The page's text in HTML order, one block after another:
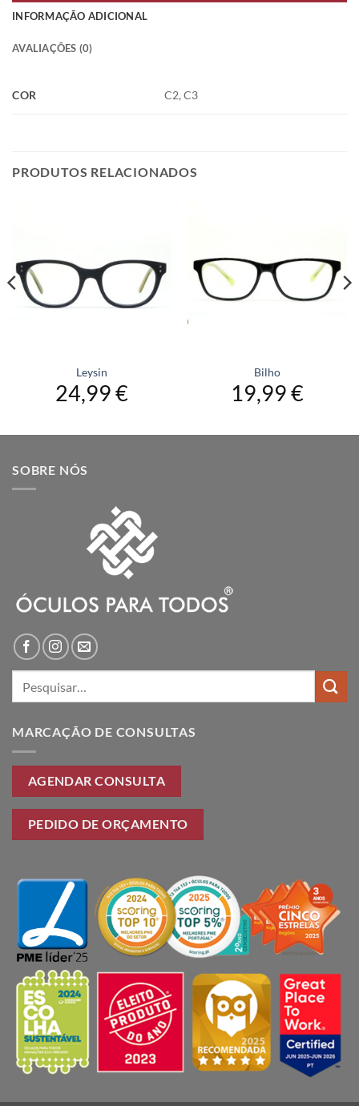
INFORMAÇÃO ADICIONAL
AVALIAÇÕES (0)
COR C2, C3
PRODUTOS RELACIONADOS
Leysin
24,99€
Bilho
19,99€
SOBRE NÓS
MARCAÇÃO DE CONSULTAS
AGENDAR CONSULTA
PEDIDO DE ORÇAMENTO